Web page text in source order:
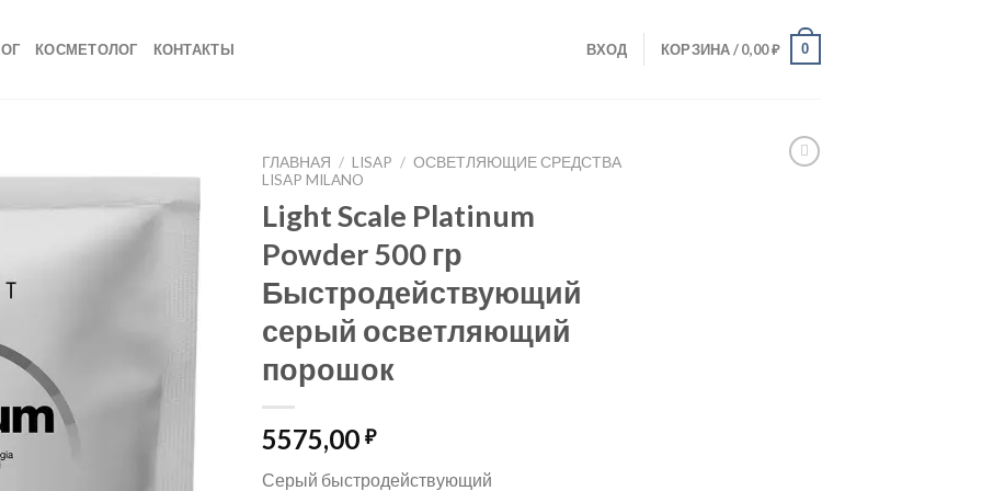
КОСМЕТОЛОГ КОНТАКТЫ ВХОД КОРЗИНА /0,00₽ 0
ГЛАВНАЯ / LISAP / ОСВЕТЛЯЮЩИЕ СРЕДСТВА
LISAP MILANO
Light Scale Platinum
Powder 500 гр
Быстродействующий
серый осветляющий
порошок
5575,00 ₽
Серый быстродействующий